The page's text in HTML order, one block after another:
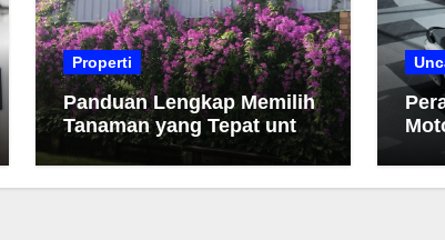
Properti
Panduan Lengkap Memilih
Tanaman yang Tepat untuk
Taman Anda